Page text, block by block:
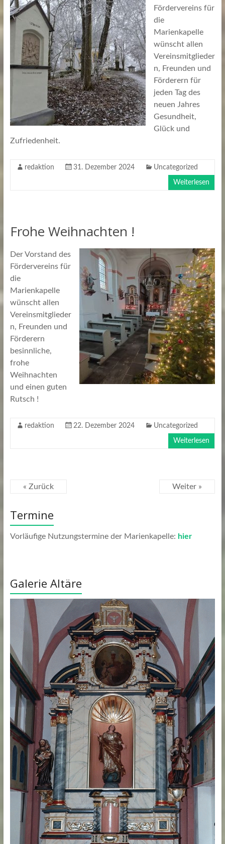
Fördervereins für
die
Marienkapelle
wünscht allen
Vereinsmitglieder
n, Freunden und
Förderern für
jeden Tag des
neuen Jahres
Gesundheit,
Glück und
Zufriedenheit.
redaktion 31. Dezember 2024 Uncategorized
Weiterlesen
Frohe Weihnachten !
Der Vorstand des
Fördervereins für
die
Marienkapelle
wünscht allen
Vereinsmitglieder
n, Freunden und
Förderern
besinnliche,
frohe
Weihnachten
und einen guten
Rutsch !
redaktion 22. Dezember 2024 Uncategorized
Weiterlesen
« Zurück Weiter »
Termine
Vorläufige Nutzungstermine der Marienkapelle: hier
Galerie Altäre